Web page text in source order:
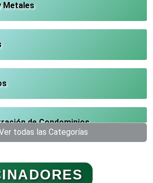
Metales
de Condominios
de Empresas
todas las Categorías